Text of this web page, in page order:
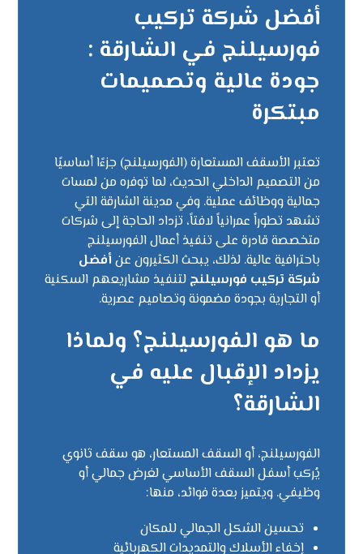
أفضل شركة تركيب
فورسيلنج في الشارقة :
جودة عالية وتصميمات
مبتكرة
تعتبر الأسقف المستعارة (الفورسيلنج) جزءًا أساسيًا
من التصميم الداخلي الحديث، لما توفره من لمسات
جمالية ووظائف عملية. وفي مدينة الشارقة التي
تشهد تطوراً عمرانياً لافتاً، تزداد الحاجة إلى شركات
متخصصة قادرة على تنفيذ أعمال الفورسيلنج
باحترافية عالية. لذلك، يبحث الكثيرون عنأفضل
شركة تركيب فورسيلنجلتنفيذ مشاريعهم السكنية
أو التجارية بجودة مضمونة وتصاميم عصرية.
ما هو الفورسيلنج؟ ولماذا
يزداد الإقبال عليه في
الشارقة؟
الفورسيلنج، أو السقف المستعار، هو سقف ثانوي
يُركب أسفل السقف الأساسي لغرض جمالي أو
وظيفي. ويتميز بعدة فوائد، منها:
تحسين الشكل الجمالي للمكان
إخفاء الأسلاك والتمديدات الكهربائية